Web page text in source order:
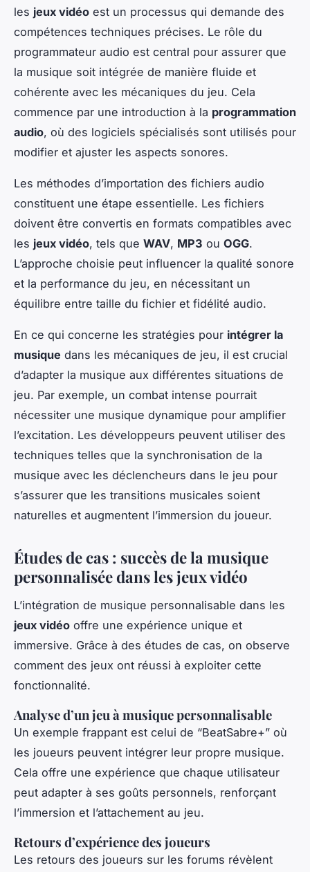
les jeux vidéo est un processus qui demande des
compétences techniques précises. Le rôle du
programmateur audio est central pour assurer que
la musique soit intégrée de manière fluide et
cohérente avec les mécaniques du jeu. Cela
commence par une introduction à la programmation
audio, où des logiciels spécialisés sont utilisés pour
modifier et ajuster les aspects sonores.
Les méthodes d’importation des fichiers audio
constituent une étape essentielle. Les fichiers
doivent être convertis en formats compatibles avec
les jeux vidéo, tels que WAV, MP3 ou OGG.
L’approche choisie peut influencer la qualité sonore
et la performance du jeu, en nécessitant un
équilibre entre taille du fichier et fidélité audio.
En ce qui concerne les stratégies pour intégrer la
musique dans les mécaniques de jeu, il est crucial
d’adapter la musique aux différentes situations de
jeu. Par exemple, un combat intense pourrait
nécessiter une musique dynamique pour amplifier
l’excitation. Les développeurs peuvent utiliser des
techniques telles que la synchronisation de la
musique avec les déclencheurs dans le jeu pour
s’assurer que les transitions musicales soient
naturelles et augmentent l’immersion du joueur.
Études de cas : succès de la musique
personnalisée dans les jeux vidéo
L’intégration de musique personnalisable dans les
jeux vidéo offre une expérience unique et
immersive. Grâce à des études de cas, on observe
comment des jeux ont réussi à exploiter cette
fonctionnalité.
Analyse d’un jeu à musique personnalisable
Un exemple frappant est celui de “BeatSabre+” où
les joueurs peuvent intégrer leur propre musique.
Cela offre une expérience que chaque utilisateur
peut adapter à ses goûts personnels, renforçant
l’immersion et l’attachement au jeu.
Retours d’expérience des joueurs
Les retours des joueurs sur les forums révèlent